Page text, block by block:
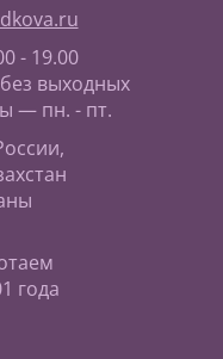
- 19.00
выходных
— пн. - пт.
года